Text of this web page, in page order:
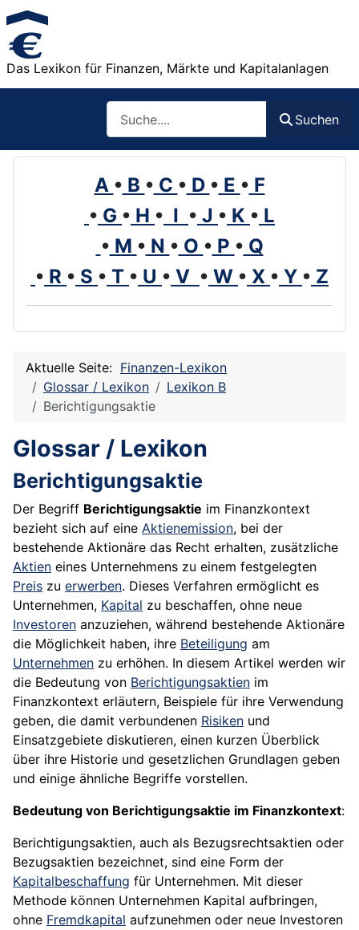
Das Lexikon für Finanzen, Märkte und Kapitalanlagen
Suchen
A • B • C • D • E • F
• G • H • I • J • K • L
• M • N • O • P • Q
• R • S • T • U • V • W • X • Y • Z
Aktuelle Seite: Finanzen-Lexikon
Glossar / Lexikon
Lexikon B
Berichtigungsaktie
Glossar / Lexikon
Berichtigungsaktie
Der Begriff Berichtigungsaktie im Finanzkontext
bezieht sich auf eine Aktienemission, bei der
bestehende Aktionäre das Recht erhalten, zusätzliche
Aktien eines Unternehmens zu einem festgelegten
Preis zu erwerben. Dieses Verfahren ermöglicht es
Unternehmen, Kapital zu beschaffen, ohne neue
Investoren anzuziehen, während bestehende Aktionäre
die Möglichkeit haben, ihre Beteiligung am
Unternehmen zu erhöhen. In diesem Artikel werden wir
die Bedeutung von Berichtigungsaktien im
Finanzkontext erläutern, Beispiele für ihre Verwendung
geben, die damit verbundenen Risiken und
Einsatzgebiete diskutieren, einen kurzen Überblick
über ihre Historie und gesetzlichen Grundlagen geben
und einige ähnliche Begriffe vorstellen.
Bedeutung von Berichtigungsaktie im Finanzkontext:
Berichtigungsaktien, auch als Bezugsrechtsaktien oder
Bezugsaktien bezeichnet, sind eine Form der
Kapitalbeschaffung für Unternehmen. Mit dieser
Methode können Unternehmen Kapital aufbringen,
ohne Fremdkapital aufzunehmen oder neue Investoren